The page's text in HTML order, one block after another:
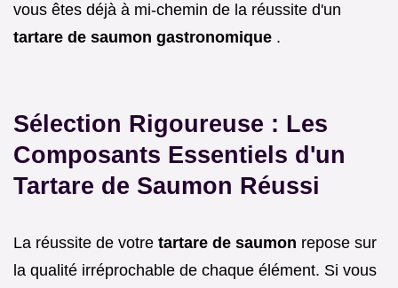
vous êtes déjà à mi-chemin de la réussite d'un
tartare de saumon gastronomique .
Sélection Rigoureuse : Les
Composants Essentiels d'un
Tartare de Saumon Réussi
La réussite de votre tartare de saumon repose sur
la qualité irréprochable de chaque élément. Si vous